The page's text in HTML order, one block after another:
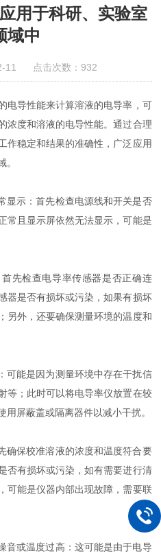
用于科研、实验室
域中
11 点击次数：932
电导性能来计算溶液的电导率，可
浓度和溶液的电导性能。通过合理
作稳定和结果的准确性，广泛应用
。
示：首先检查电源线和开关是否
常且显示屏依然无法显示，可能是
检查电导率传感器是否正确连
器是否有损坏或污染，如果有损坏
另外，还要确保测量环境的温度和
能是因为测量环境中存在干扰信
等；此时可以将电导率仪放置在较
屏蔽盖或隔离器件以减小干扰。
保校准溶液的浓度和温度符合要
否有损坏或污染，如有需要进行清
可能是仪器内部出现故障，需要联
或温度过高：这可能是由于电导